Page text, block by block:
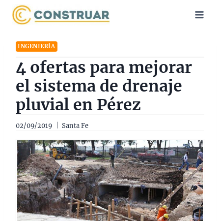
Saltar
INGENIERÍA
4 ofertas para mejorar
el sistema de drenaje
pluvial en Pérez
02/09/2019 Santa Fe